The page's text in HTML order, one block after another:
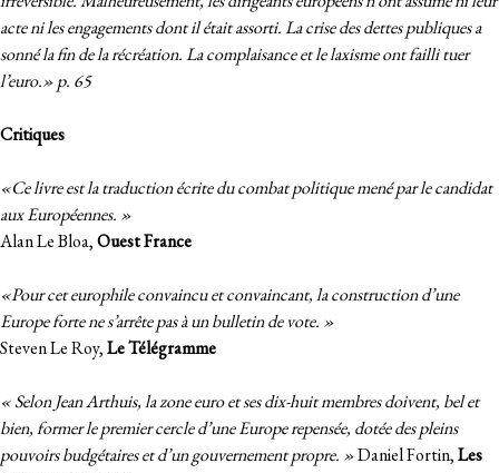
acte ni les engagements dont il était assorti. La crise des dettes publiques a
sonné la fin de la récréation. La complaisance et le laxisme ont failli tuer
l’euro.» p. 65
Critiques
«Ce livre est la traduction écrite du combat politique mené par le candidat
aux Européennes. »
Alan Le Bloa,Ouest France
«Pour cet europhile convaincu et convaincant, la construction d’une
Europe forte ne s’arrête pas à un bulletin de vote. »
Steven Le Roy,Le Télégramme
« Selon Jean Arthuis, la zone euro et ses dix-huit membres doivent, bel et
bien, former le premier cercle d’une Europe repensée, dotée des pleins
pouvoirs budgétaires et d’un gouvernement propre. »Daniel Fortin,Les